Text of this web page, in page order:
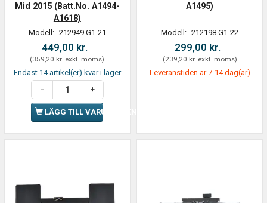
Mid 2015 (Batt.No. A1494-
A1618)
Modell: 212949 G1-21
449,00 kr.
(359,20 kr. exkl. moms)
Endast 14 artikel(er) kvar i lager
LÄGG TILL VARUKORGEN
A1495)
Modell: 212198 G1-22
299,00 kr.
(239,20 kr. exkl. moms)
Leveranstiden är 7-14 dag(ar)